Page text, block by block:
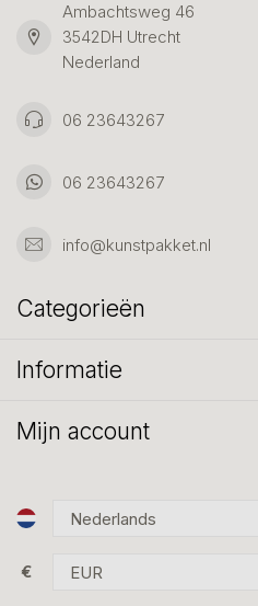
Ambachtsweg 46
3542DH Utrecht
Nederland
06 23643267
06 23643267
info@kunstpakket.nl
Categorieën
Informatie
Mijn account
€